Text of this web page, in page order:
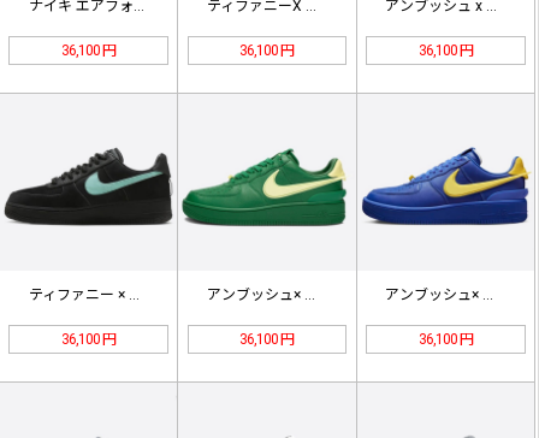
36,100 円 36,100 円 36,100 円
ティファニー × ナイキ エアーフォ…
36,100 円
アンブッシュ× ナイキ エアフォース…
36,100 円
アンブッシュ× ナイキ エアフォース…
36,100 円